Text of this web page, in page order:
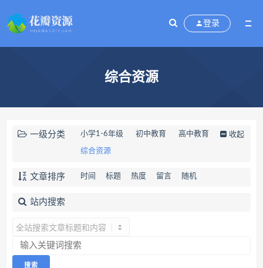
登录
综合资源
一级分类 小学1-6年级 初中教育 高中教育
综合资源
收起
文章排序 时间 标题 热度 留言 随机
站内搜索